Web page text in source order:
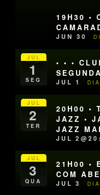
19H30 •
JUN 30
JUL
1
SEG
• • •
JUL 1
JUL
2
TER
20H00 •
JAZZ •
JAZZ
JUL
JUL
3
QUA
21H00 •
COM
JUL 3